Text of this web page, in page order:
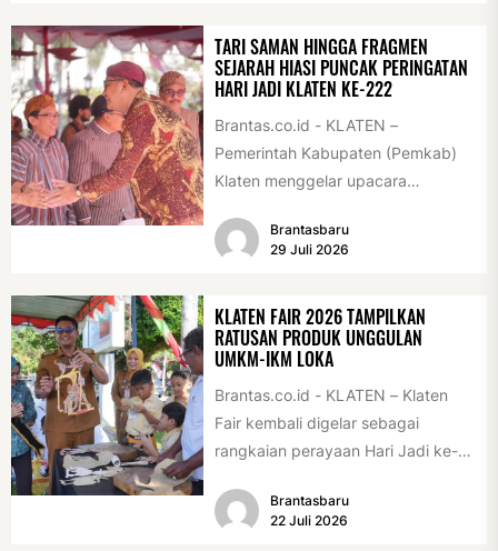
TARI SAMAN HINGGA FRAGMEN
SEJARAH HIASI PUNCAK PERINGATAN
HARI JADI KLATEN KE-222
Brantas.co.id - KLATEN –
Pemerintah Kabupaten (Pemkab)
Klaten menggelar upacara
di Alun-alun Klaten, Selasa
Brantasbaru
29 Juli 2026
KLATEN FAIR 2026 TAMPILKAN
RATUSAN PRODUK UNGGULAN
UMKM-IKM LOKA
Brantas.co.id - KLATEN – Klaten
Fair kembali digelar sebagai
rangkaian perayaan Hari Jadi ke-
Acara ini digelar...
Brantasbaru
22 Juli 2026